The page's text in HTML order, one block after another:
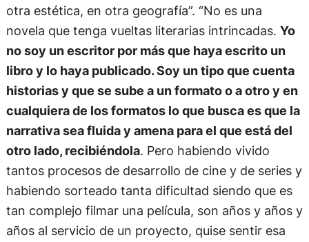
otra estética, en otra geografía”. “No es una
novela que tenga vueltas literarias intrincadas. Yo
no soy un escritor por más que haya escrito un
libro y lo haya publicado. Soy un tipo que cuenta
historias y que se sube a un formato o a otro y en
cualquiera de los formatos lo que busca es que la
narrativa sea fluida y amena para el que está del
otro lado, recibiéndola. Pero habiendo vivido
tantos procesos de desarrollo de cine y de series y
habiendo sorteado tanta dificultad siendo que es
tan complejo filmar una película, son años y años y
años al servicio de un proyecto, quise sentir esa